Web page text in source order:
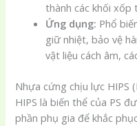
thành các khối xốp
Ứng dụng: Phổ
giữ nhiệt, bảo vệ
vật liệu cách âm,
Nhựa cứng chịu lực HIPS
HIPS là biến thể của PS
phần phụ gia để khắc